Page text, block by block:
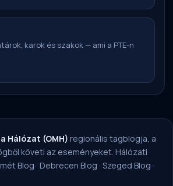
karok és szakok — ami a PTE-n
Hálózat (OMH) regionális tagblogja, a
követi az eseményeket. Hálózati
Blog · Debrecen Blog · Szeged Blog ·